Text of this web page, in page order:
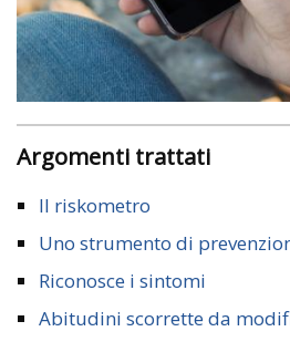
Argomenti trattati
Il riskometro
Uno strumento di
Riconosce i sintomi
Abitudini scorrette da